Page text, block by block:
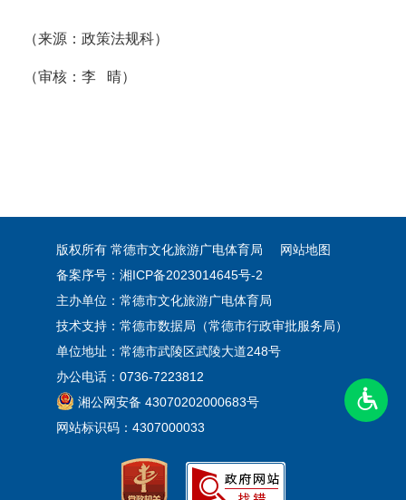
（来源：政策法规科）
（审核：李 晴）
版权所有 常德市文化旅游广电体育局
网站地图
备案序号：湘ICP备2023014645号-2
主办单位：常德市文化旅游广电体育局
技术支持：常德市数据局（常德市行政审批服务局）
单位地址：常德市武陵区武陵大道248号
办公电话：0736-7223812
湘公网安备 43070202000683号
网站标识码：4307000033